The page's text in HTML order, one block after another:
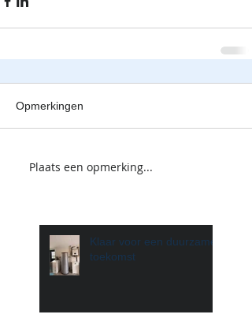
Opmerkingen
Plaats een opmerking...
Klaar voor een duurzame
toekomst